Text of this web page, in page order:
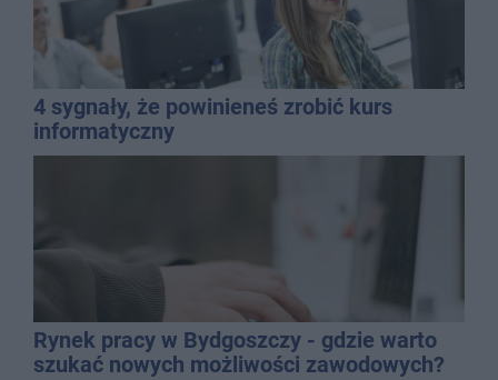
4 sygnały, że powinieneś zrobić kurs
informatyczny
Rynek pracy w Bydgoszczy - gdzie warto
szukać nowych możliwości zawodowych?